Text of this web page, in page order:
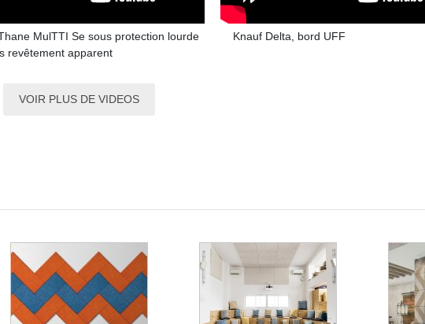
MulTTI Se sous protection lourde
revêtement apparent
Knauf Delta, bord UFF
VOIR PLUS DE VIDEOS